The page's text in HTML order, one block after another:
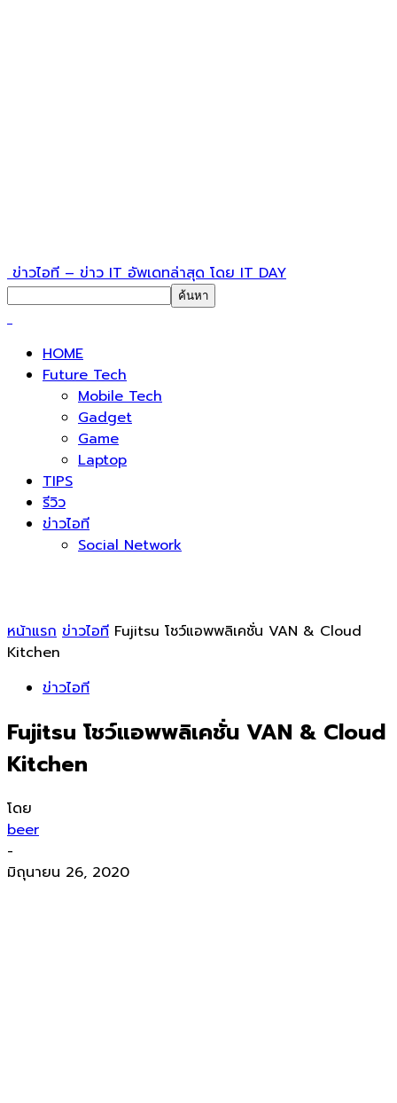
ข่าวไอที – ข่าว IT อัพเดทล่าสุด โดย IT DAY
HOME
Future Tech
Mobile Tech
Gadget
Game
Laptop
TIPS
รีวิว
ข่าวไอที
Social Network
หน้าแรก ข่าวไอที Fujitsu โชว์แอพพลิเคชั่น VAN & Cloud
Kitchen
ข่าวไอที
Fujitsu โชว์แอพพลิเคชั่น VAN & Cloud
Kitchen
โดย
beer
-
มิถุนายน 26, 2020